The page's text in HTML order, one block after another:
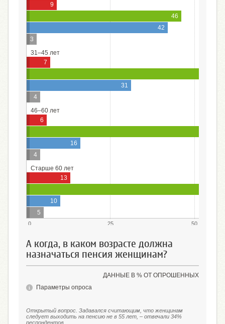
9
46
42
3
31–45 лет
7
31
4
46–60 лет
6
16
4
Старше 60 лет
13
10
5
0 25 50
А когда, в каком возрасте должна
назначаться пенсия женщинам?
ДАННЫЕ В % ОТ ОПРОШЕННЫХ
Параметры опроса
Открытый вопрос. Задавался считающим, что женщинам
следует выходить на пенсию не в 55 лет, – отвечали 34%
респондентов